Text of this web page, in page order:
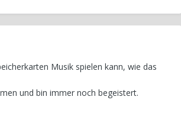
Musik spielen kann, wie das
und bin immer noch begeistert.